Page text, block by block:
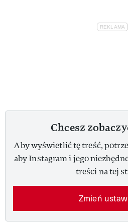
Chcesz
Aby wyświetlić tę treść,
aby Instagram i jego
treści na tej
Zmień